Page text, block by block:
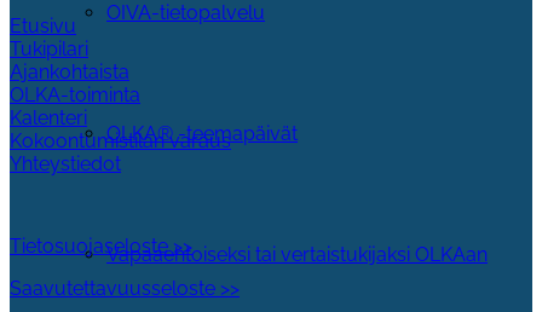
OIVA-tietopalvelu
OLKA® -teemapäivät
Vapaaehtoiseksi tai vertaistukijaksi OLKAan
Etusivu
Tukipilari
Ajankohtaista
OLKA-toiminta
Kalenteri
Kokoontumistilan varaus
Yhteystiedot
Tietosuojaseloste >>
Saavutettavuusseloste >>